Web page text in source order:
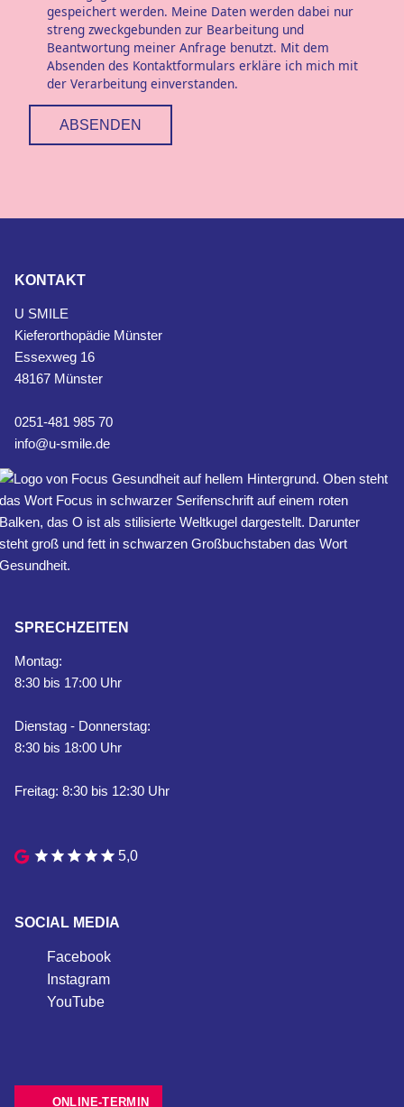
gespeichert werden. Meine Daten werden dabei nur
streng zweckgebunden zur Bearbeitung und
Beantwortung meiner Anfrage benutzt. Mit dem
Absenden des Kontaktformulars erkläre ich mich mit
der Verarbeitung einverstanden.
ABSENDEN
KONTAKT
U SMILE
Kieferorthopädie Münster
Essexweg 16
48167 Münster
0251-481 985 70
info@u-smile.de
SPRECHZEITEN
Montag:
8:30 bis 17:00 Uhr
Dienstag - Donnerstag:
8:30 bis 18:00 Uhr
Freitag: 8:30 bis 12:30 Uhr
5,0
SOCIAL MEDIA
Facebook
Instagram
YouTube
ONLINE-TERMIN